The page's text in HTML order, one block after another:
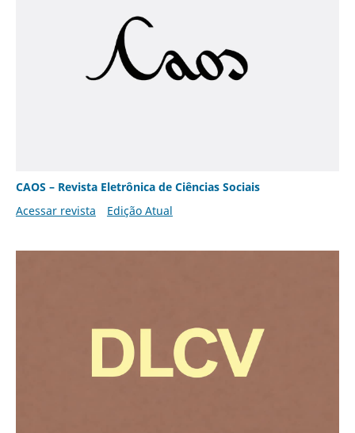
CAOS – Revista Eletrônica de Ciências Sociais
Acessar revista
Edição Atual